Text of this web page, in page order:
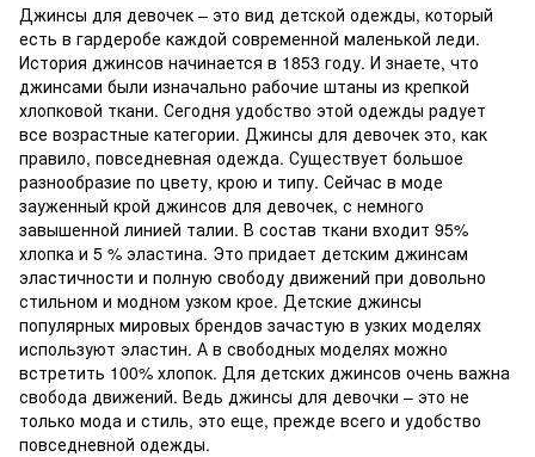
Джинсы для девочек – это вид детской одежды, который
есть в гардеробе каждой современной маленькой леди.
История джинсов начинается в 1853 году. И знаете, что
джинсами были изначально рабочие штаны из крепкой
хлопковой ткани. Сегодня удобство этой одежды радует
все возрастные категории. Джинсы для девочек это, как
правило, повседневная одежда. Существует большое
разнообразие по цвету, крою и типу. Сейчас в моде
зауженный крой джинсов для девочек, с немного
завышенной линией талии. В состав ткани входит 95%
хлопка и 5 % эластина. Это придает детским джинсам
эластичности и полную свободу движений при довольно
стильном и модном узком крое. Детские джинсы
популярных мировых брендов зачастую в узких моделях
используют эластин. А в свободных моделях можно
встретить 100% хлопок. Для детских джинсов очень важна
свобода движений. Ведь джинсы для девочки – это не
только мода и стиль, это еще, прежде всего и удобство
повседневной одежды.